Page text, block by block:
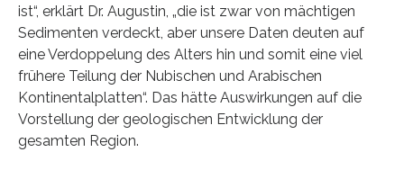
ist“, erklärt Dr. Augustin, „die ist zwar von mächtigen
Sedimenten verdeckt, aber unsere Daten deuten auf
eine Verdoppelung des Alters hin und somit eine viel
frühere Teilung der Nubischen und Arabischen
Kontinentalplatten“. Das hätte Auswirkungen auf die
Vorstellung der geologischen Entwicklung der
gesamten Region.